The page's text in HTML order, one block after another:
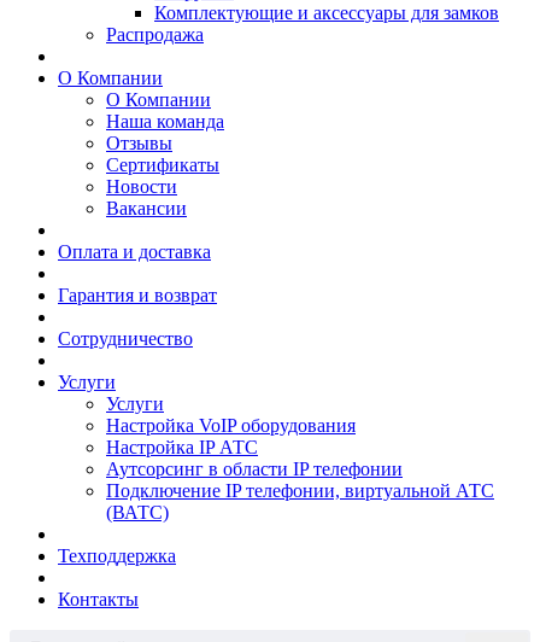
Комплектующие и аксессуары для замков
Распродажа
О Компании
О Компании
Наша команда
Отзывы
Сертификаты
Новости
Вакансии
Оплата и доставка
Гарантия и возврат
Сотрудничество
Услуги
Услуги
Настройка VoIP оборудования
Настройка IP АТС
Аутсорсинг в области IP телефонии
Подключение IP телефонии, виртуальной АТС
(ВАТС)
Техподдержка
Контакты